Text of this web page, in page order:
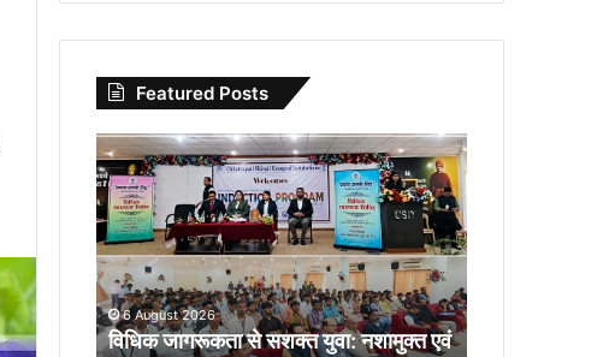
Featured Posts
विधिक
जागरूकता
से
सशक्त
युवा:
नशामुक्त
एवं
न्यायप्रिय
समाज
6 August 2026
विधिक जागरूकता से सशक्त युवा: नशामुक्त एवं